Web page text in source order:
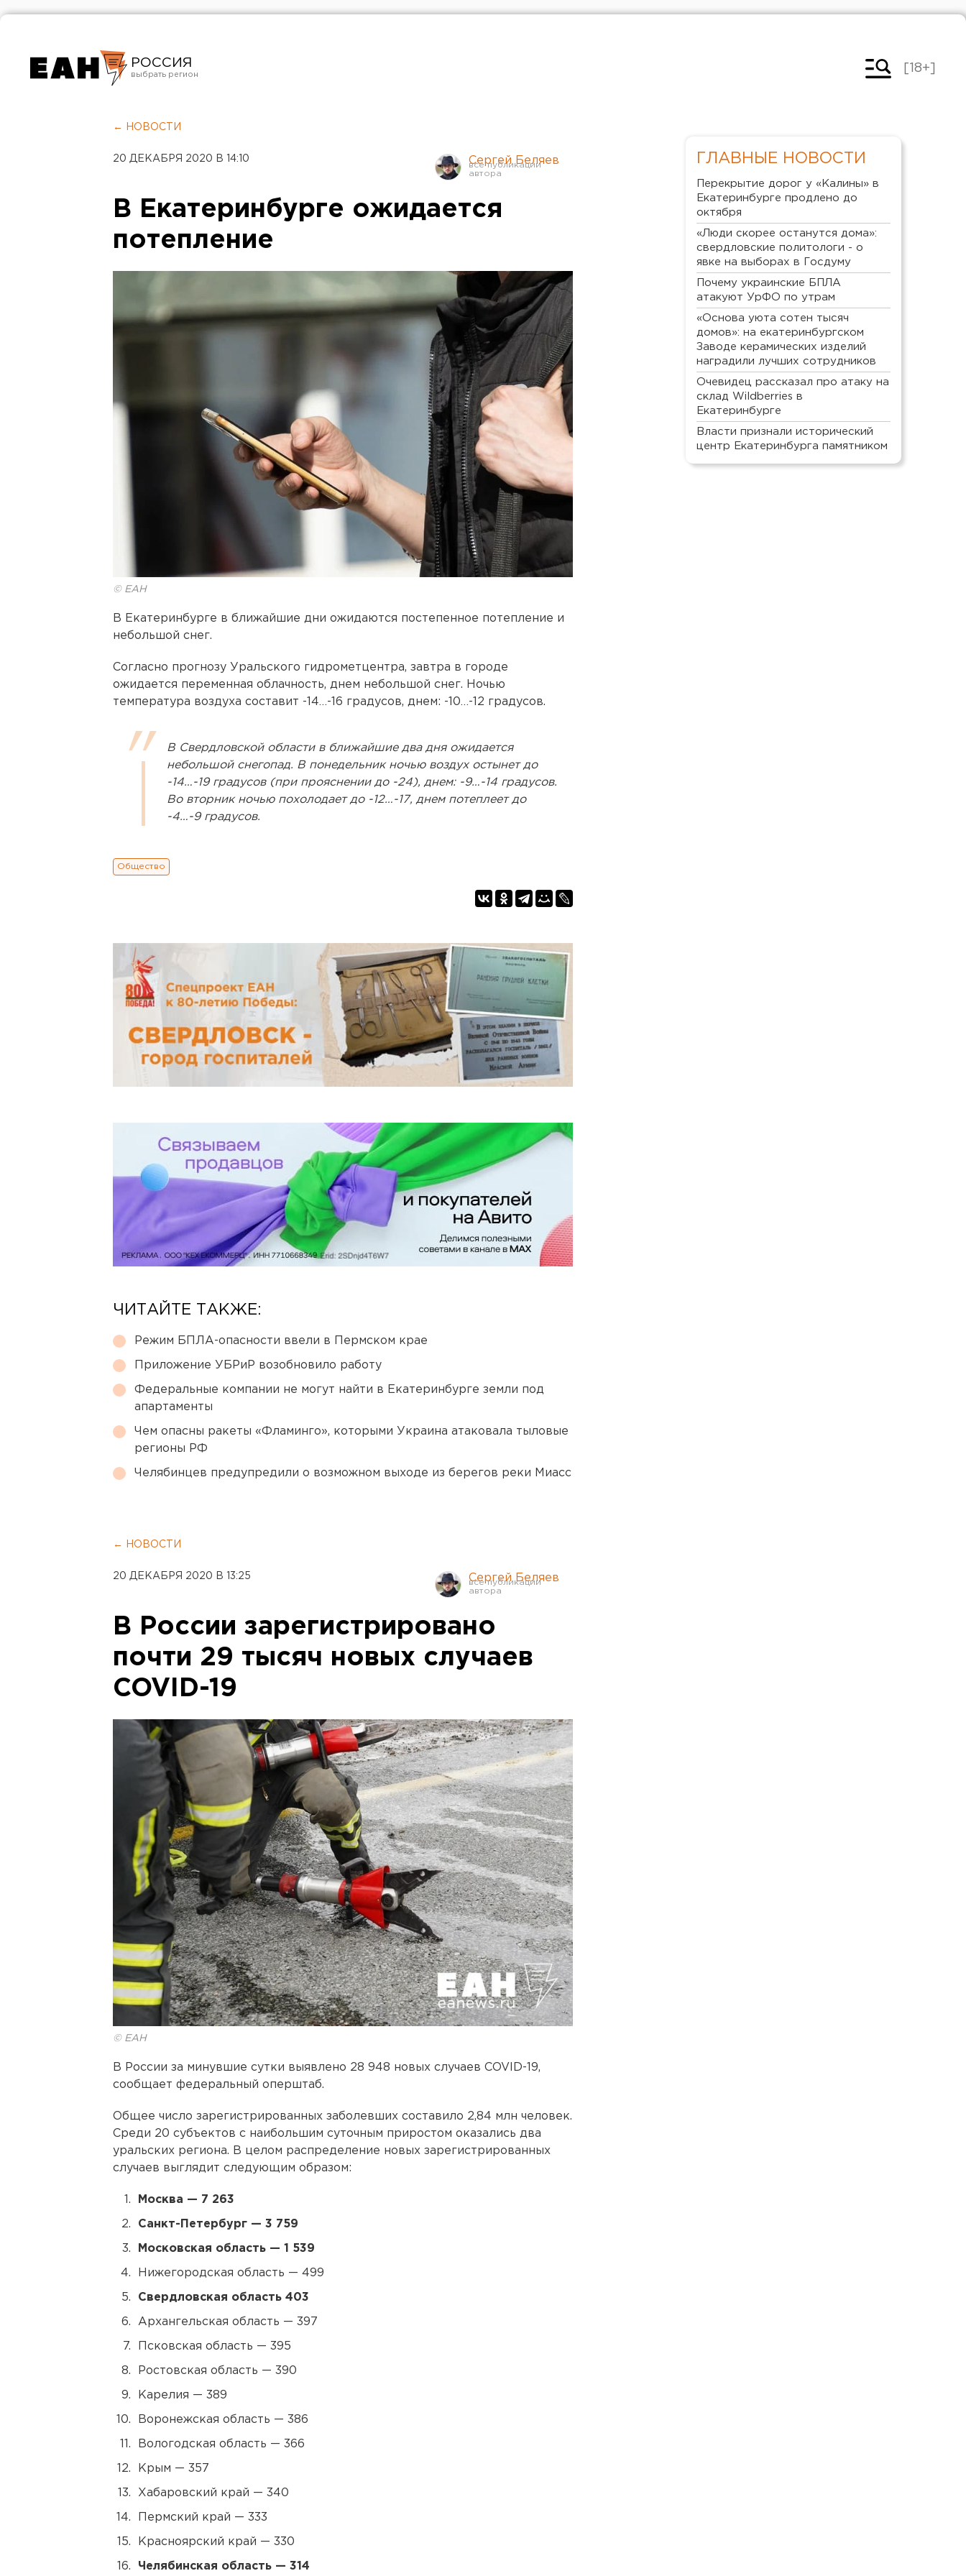
РОССИЯ
Челябинск
[18+]
← НОВОСТИ
20 ДЕКАБРЯ 2020 В 14:10 Сергей Беляев
В Екатеринбурге ожидается
потепление
© ЕАН
В Екатеринбурге в ближайшие дни ожидаются постепенное потепление и
небольшой снег.
Согласно прогнозу Уральского гидрометцентра, завтра в городе
ожидается переменная облачность, днем небольшой снег. Ночью
температура воздуха составит -14…-16 градусов, днем: -10…-12 градусов.
В Свердловской области в ближайшие два дня ожидается
небольшой снегопад. В понедельник ночью воздух остынет до
-14…-19 градусов (при прояснении до -24), днем: -9…-14 градусов.
Во вторник ночью похолодает до -12…-17, днем потеплеет до
-4…-9 градусов.
Общество
ЧИТАЙТЕ ТАКЖЕ:
Режим БПЛА-опасности ввели в Пермском крае
Приложение УБРиР возобновило работу
Федеральные компании не могут найти в Екатеринбурге земли под
апартаменты
Чем опасны ракеты «Фламинго», которыми Украина атаковала тыловые
регионы РФ
Челябинцев предупредили о возможном выходе из берегов реки Миасс
← НОВОСТИ
20 ДЕКАБРЯ 2020 В 13:25 Сергей Беляев
В России зарегистрировано
почти 29 тысяч новых случаев
COVID-19
© ЕАН
В России за минувшие сутки выявлено 28 948 новых случаев COVID-19,
сообщает федеральный оперштаб.
Общее число зарегистрированных заболевших составило 2,84 млн человек.
Среди 20 субъектов с наибольшим суточным приростом оказались два
уральских региона. В целом распределение новых зарегистрированных
случаев выглядит следующим образом:
Москва — 7 263
Санкт-Петербург — 3 759
Московская область — 1 539
Нижегородская область — 499
Свердловская область 403
Архангельская область — 397
Псковская область — 395
Ростовская область — 390
Карелия — 389
Воронежская область — 386
Вологодская область — 366
Крым — 357
Хабаровский край — 340
Пермский край — 333
Красноярский край — 330
Челябинская область — 314
ГЛАВНЫЕ НОВОСТИ
Перекрытие дорог у «Калины» в
Екатеринбурге продлено до
октября
«Люди скорее останутся дома»:
свердловские политологи - о
явке на выборах в Госдуму
Почему украинские БПЛА
атакуют УрФО по утрам
«Основа уюта сотен тысяч
домов»: на екатеринбургском
Заводе керамических изделий
наградили лучших сотрудников
Очевидец рассказал про атаку на
склад Wildberries в
Екатеринбурге
Власти признали исторический
центр Екатеринбурга памятником